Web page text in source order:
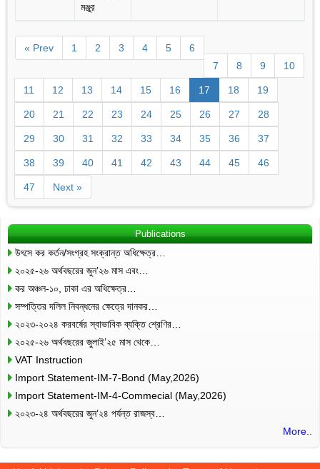
মঞ্জুর
« Prev 1 2 3 4 5
6
7
8 9 10
11 12 13 14 15 16 17 18 19
20 21 22 23 24 25 26 27 28
29 30 31 32 33 34 35 36 37
38 39 40 41 42 43 44 45 46
47 Next »
Publications
উৎসে কর কর্তন/সংগ্রহ সংক্রান্ত অধিক্ষেত্র…
২০২৫-২৬ অর্থবছরের জুন’২৬ মাস এবং…
কর অঞ্চল-১০, ঢাকা এর অধিক্ষেত্র…
সম্পত্তির দলিল নিবন্ধনের ক্ষেত্রে দানকর…
২০২৩-২০২৪ করবর্ষের স্বাভাবিক ব্যক্তি শ্রেণির…
২০২৫-২৬ অর্থবছরের জুলাই’২৫ মাস থেকে…
VAT Instruction
Import Statement-IM-7-Bond (May,2026)
Import Statement-IM-4-Commecial (May,2026)
২০২৩-২৪ অর্থবছরের জুন’২৪ পর্যন্ত রাজস্ব…
More..